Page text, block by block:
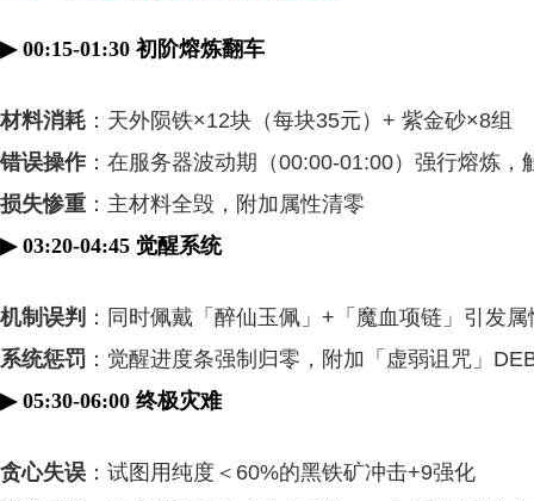
▶ 00:15-01:30 初阶熔炼翻车
材料消耗 ：天外陨铁×12块（每块35元）+ 紫金砂×8组
错误操作：在服务器波动期（00:00-01:00）强行熔炼，
损失惨重 ：主材料全毁，附加属性清零
▶ 03:20-04:45 觉醒系统
机制误判 ：同时佩戴「醉仙玉佩」+「魔血项链」引发
系统惩罚 ：觉醒进度条强制归零，附加「虚弱诅咒」
▶ 05:30-06:00 终极灾难
贪心失误 ：试图用纯度＜60%的黑铁矿冲击+9强化